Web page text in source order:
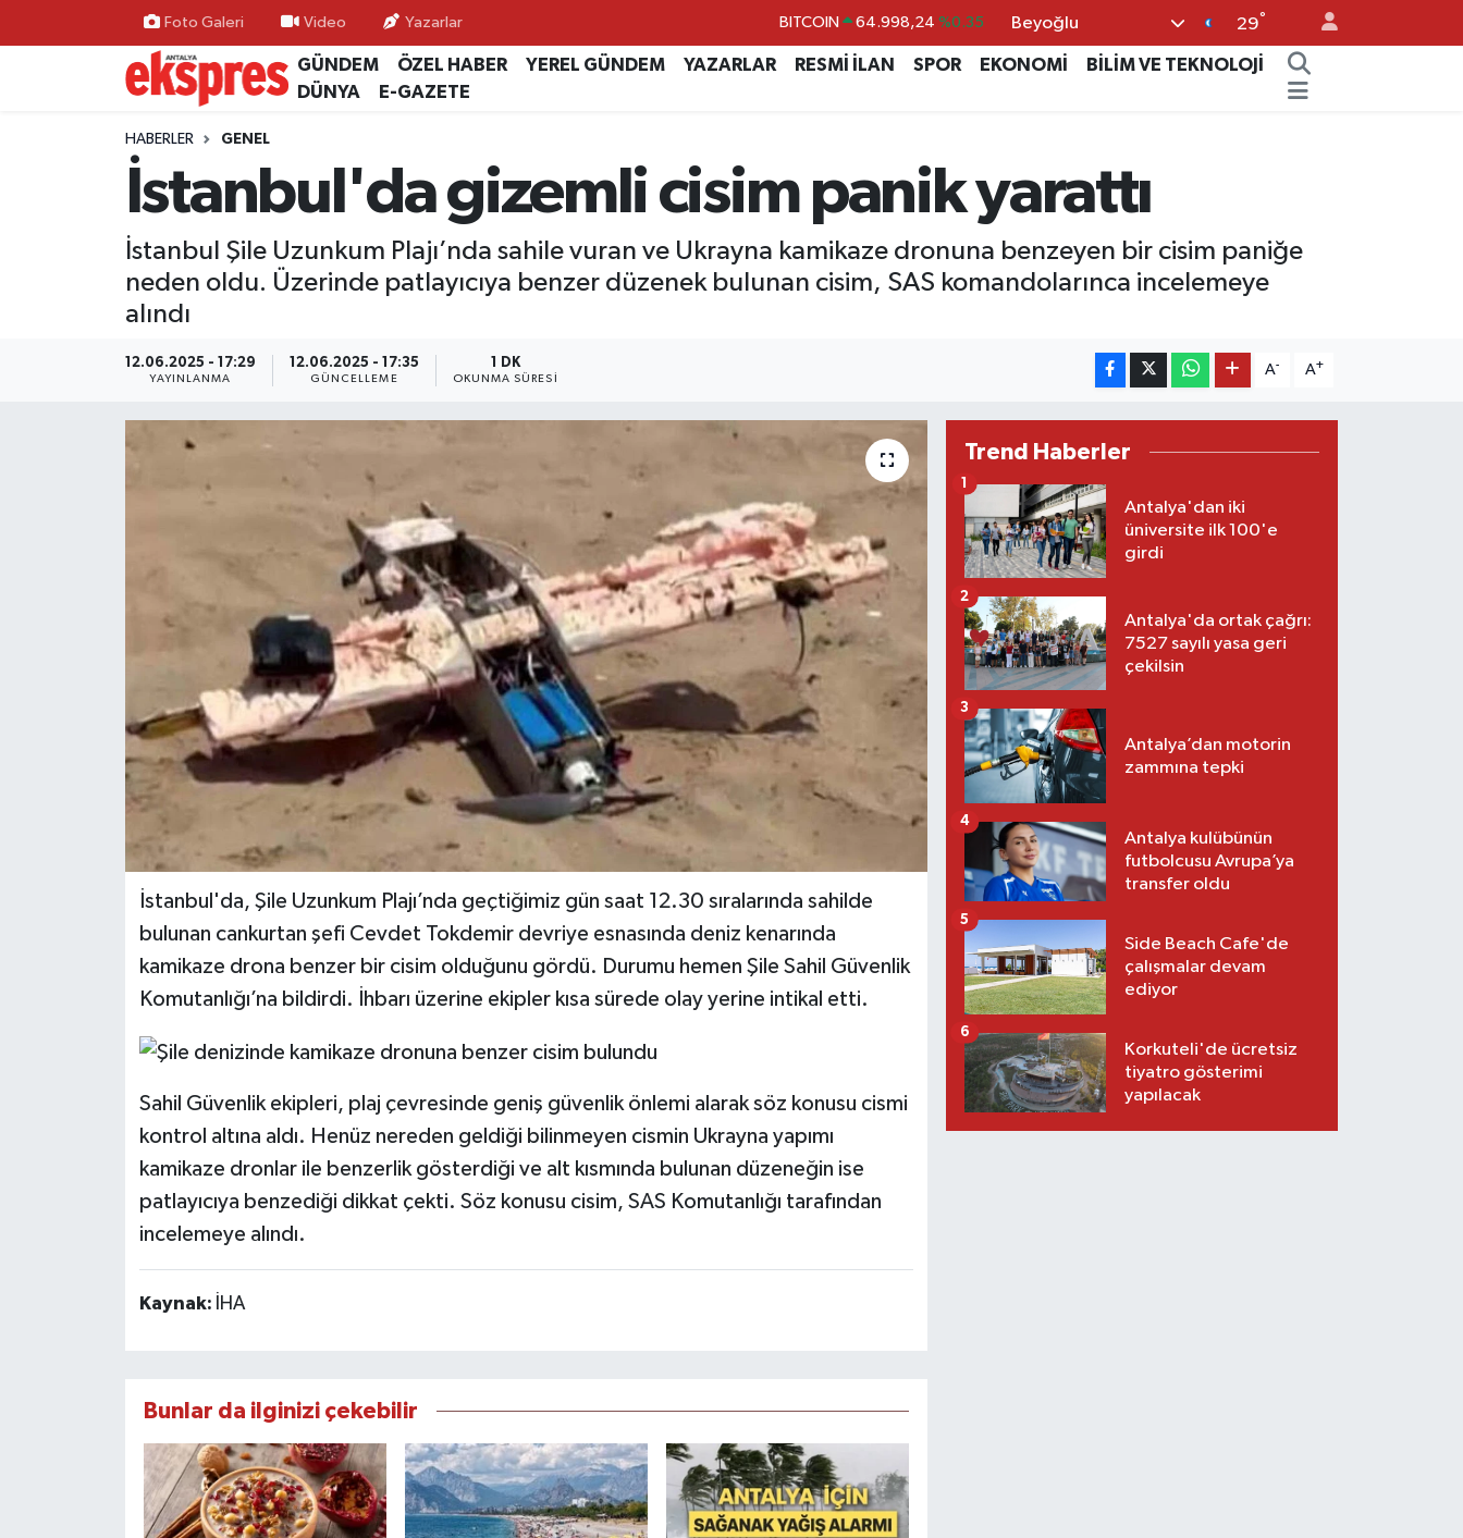
Foto Galeri Video Yazarlar BITCOIN 64.998,24 %0.35
DOLAR 47,7436 %0.18
GRAM ALTIN 6660.55 %0.03
BİST100 %-14
Beyoğlu 29°
GÜNDEM ÖZEL HABER YEREL GÜNDEM YAZARLAR RESMİ İLAN SPOR EKONOMİ
BİLİM VE TEKNOLOJİ
DÜNYA
E-GAZETE
HABERLER GENEL
İstanbul'da gizemli cisim panik yarattı
İstanbul Şile Uzunkum Plajı’nda sahile vuran ve Ukrayna kamikaze dronuna benzeyen bir cisim paniğe
neden oldu. Üzerinde patlayıcıya benzer düzenek bulunan cisim, SAS komandolarınca incelemeye
alındı
12.06.2025 - 17:29
YAYINLANMA
12.06.2025 - 17:35
GÜNCELLEME
1 DK
OKUNMA SÜRESI
A- A+
İstanbul'da, Şile Uzunkum Plajı’nda geçtiğimiz gün saat 12.30 sıralarında sahilde
bulunan cankurtan şefi Cevdet Tokdemir devriye esnasında deniz kenarında
kamikaze drona benzer bir cisim olduğunu gördü. Durumu hemen Şile Sahil Güvenlik
Komutanlığı’na bildirdi. İhbarı üzerine ekipler kısa sürede olay yerine intikal etti.
Sahil Güvenlik ekipleri, plaj çevresinde geniş güvenlik önlemi alarak söz konusu cismi
kontrol altına aldı. Henüz nereden geldiği bilinmeyen cismin Ukrayna yapımı
kamikaze dronlar ile benzerlik gösterdiği ve alt kısmında bulunan düzeneğin ise
patlayıcıya benzediği dikkat çekti. Söz konusu cisim, SAS Komutanlığı tarafından
incelemeye alındı.
Kaynak: İHA
Bunlar da ilginizi çekebilir
Trend Haberler
Antalya'dan iki
üniversite ilk 100'e
girdi
1
Antalya'da ortak çağrı:
7527 sayılı yasa geri
çekilsin
2
Antalya’dan motorin
zammına tepki
3
Antalya kulübünün
futbolcusu Avrupa’ya
transfer oldu
4
Side Beach Cafe'de
çalışmalar devam
ediyor
5
Korkuteli'de ücretsiz
tiyatro gösterimi
yapılacak
6
ÖZEL HABER
GÜNDEM
YEREL GÜNDEM
EKONOMİ
KÜLTÜR - SANAT
VİDEO HABERLER
YAZARLAR
RESMİ İLAN
Nöbetçi Eczaneler
Hava Durumu
Trafik Durumu
Süper Lig Puan Durumu ve Fikstür
Tüm Manşetler
Son Dakika Haberleri